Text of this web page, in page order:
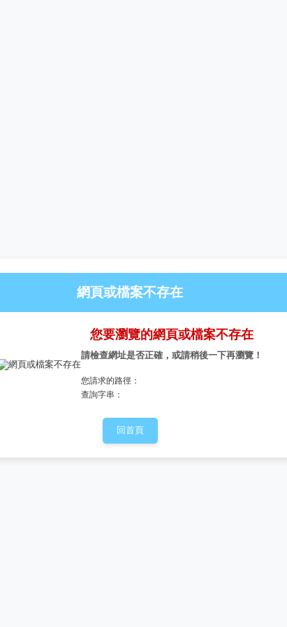
網頁或檔案不存在
您要瀏覽的網頁或檔案不存在
請檢查網址是否正確，或請稍後一下再瀏覽！
您請求的路徑：
查詢字串：
回首頁